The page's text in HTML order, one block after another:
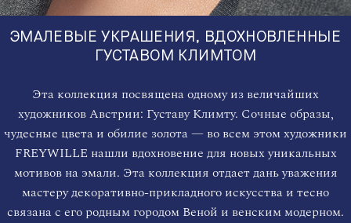
ЭМАЛЕВЫЕ УКРАШЕНИЯ, ВДОХНОВЛЕННЫЕ
ГУСТАВОМ КЛИМТОМ
Эта коллекция посвящена одному из величайших
художников Австрии: Густаву Климту. Сочные образы,
чудесные цвета и обилие золота — во всем этом художники
FREYWILLE нашли вдохновение для новых уникальных
мотивов на эмали. Эта коллекция отдает дань уважения
мастеру декоративно-прикладного искусства и тесно
связана с его родным городом Веной и венским модерном.